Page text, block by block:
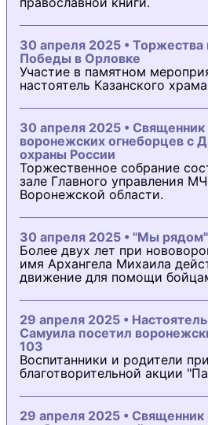
30 апреля 2025 • Торжества
Победы в Орловке
Участие в памятном
настоятель Казанского
30 апреля 2025 • Священник
воронежских огнеборцев с
охраны России
Торжественное собрание
зале Главного управления
Воронежской области.
30 апреля 2025 • "Мы рядом"
Более двух лет при
имя Архангела Михаила
движение для помощи
29 апреля 2025 •
Самуила посетил
103
Воспитанники и родители
благотворительной акции
29 апреля 2025 • Священник